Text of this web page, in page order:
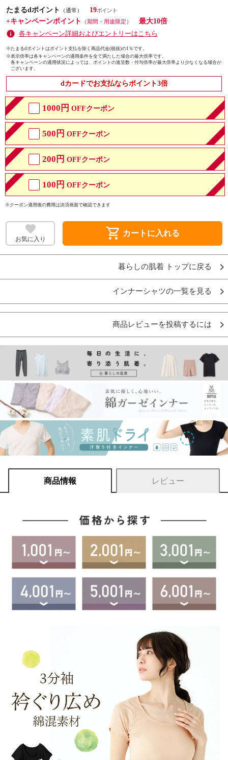
たまるdポイント
（通常）
19
+キャンペーンポイント
（期間・用途限定）
最大10倍
各キャンペーン詳細およびエントリーはこちら
※たまるdポイントはポイント支払を除く商品代金(税抜)の1％です。
※表示倍率は各キャンペーンの適用条件を全て満たした場合の最大倍率です。
各キャンペーンの適用状況によっては、ポイントの進呈数・付与倍率が最大倍率より少なくなる場合が
ございます。
dカードでお支払ならポイント3倍
1000円 OFFクーポン
500円 OFFクーポン
200円 OFFクーポン
100円 OFFクーポン
※クーポン適用後の費用は決済画面で確認できます
お気に入り shopping_cart カートに入れる
暮らしの肌着 トップに戻る
インナーシャツの一覧を見る
商品レビューを投稿するには
商品情報 レビュー